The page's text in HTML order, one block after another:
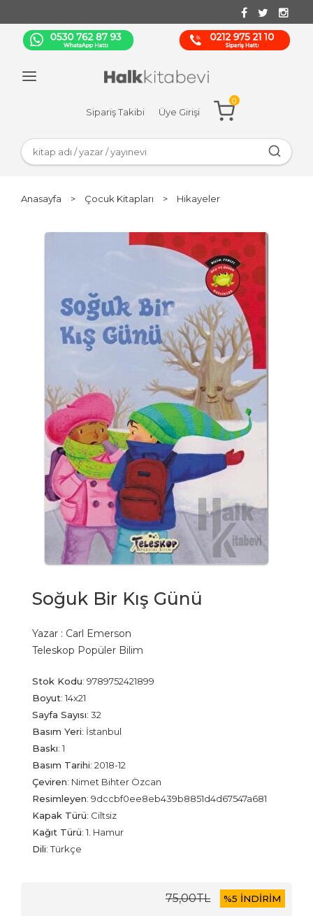
Sipariş Takibi Üye Girişi
0
Anasayfa > Çocuk Kitapları > Hikayeler
Soğuk Bir Kış Günü
Yazar : Carl Emerson
Teleskop Popüler Bilim
Stok Kodu: 9789752421899
Boyut: 14x21
Sayfa Sayısı: 32
Basım Yeri: İstanbul
Baskı: 1
Basım Tarihi: 2018-12
Çeviren: Nimet Bihter Özcan
Resimleyen: 9dccbf0ee8eb439b8851d4d67547a681
Kapak Türü: Ciltsiz
Kağıt Türü: 1. Hamur
Dili:Türkçe
75,00TL %5 İNDİRİM